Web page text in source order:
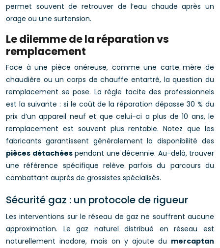
permet souvent de retrouver de l’eau chaude après un
orage ou une surtension.
Le dilemme de la réparation vs
remplacement
Face à une pièce onéreuse, comme une carte mère de
chaudière ou un corps de chauffe entartré, la question du
remplacement se pose. La règle tacite des professionnels
est la suivante : si le coût de la réparation dépasse 30 % du
prix d’un appareil neuf et que celui-ci a plus de 10 ans, le
remplacement est souvent plus rentable. Notez que les
fabricants garantissent généralement la disponibilité des
pièces détachéespendant une décennie. Au-delà, trouver
une référence spécifique relève parfois du parcours du
combattant auprès de grossistes spécialisés.
Sécurité gaz : un protocole de rigueur
Les interventions sur le réseau de gaz ne souffrent aucune
approximation. Le gaz naturel distribué en réseau est
naturellement inodore, mais on y ajoute du mercaptan